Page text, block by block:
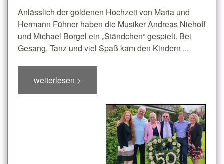
Anlässlich der goldenen Hochzeit von Maria und
Hermann Fühner haben die Musiker Andreas Niehoff
und Michael Borgel ein „Ständchen“ gespielt. Bei
Gesang, Tanz und viel Spaß kam den Kindern ...
weiterlesen >